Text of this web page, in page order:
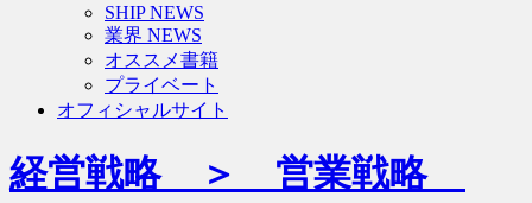
SHIP NEWS
業界 NEWS
オススメ書籍
プライベート
オフィシャルサイト
経営戦略 ＞ 営業戦略